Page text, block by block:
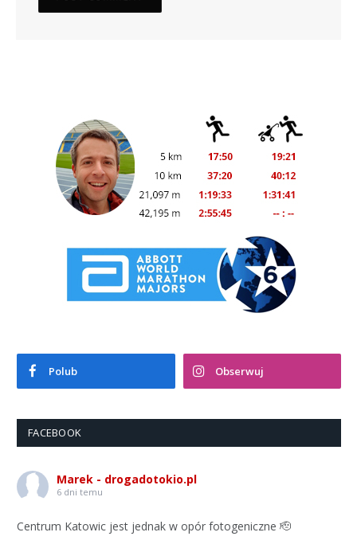
Polub Obserwuj
FACEBOOK
Marek - drogadotokio.pl
6 dni temu
Centrum Katowic jest jednak w opór fotogeniczne 🫡